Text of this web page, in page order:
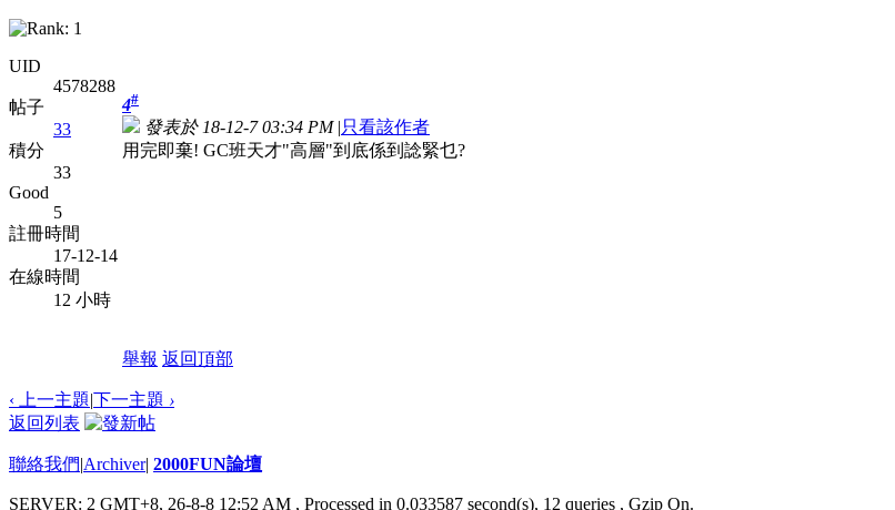
UID
4578288
帖子
33
積分
33
Good
5
註冊時間
17-12-14
在線時間
12 小時
4#
發表於 18-12-7 03:34 PM |只看該作者
用完即棄! GC班天才"高層"到底係到諗緊乜?
舉報 返回頂部
‹ 上一主題|下一主題 ›
返回列表
聯絡我們|Archiver| 2000FUN論壇
SERVER: 2 GMT+8, 26-8-8 12:52 AM , Processed in 0.033587 second(s), 12 queries , Gzip On.